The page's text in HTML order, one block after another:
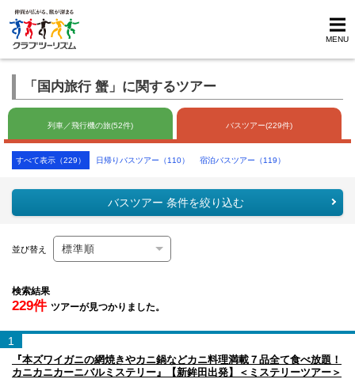
MENU
「国内旅行 蟹」に関するツアー
列車／飛行機の旅(52件) バスツアー(229件)
すべて表示（229） 日帰りバスツアー（110） 宿泊バスツアー（119）
バスツアー 条件を絞り込む
並び替え
検索結果
229件 ツアーが見つかりました。
1
『本ズワイガニの網焼きやカニ鍋などカニ料理満載７品全て食べ放題！
カニカニカーニバルミステリー』【新鉾田出発】＜ミステリーツアー＞